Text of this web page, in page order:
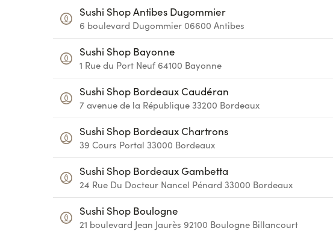
Sushi Shop Antibes Dugommier
6 boulevard Dugommier 06600 Antibes
Sushi Shop Bayonne
1 Rue du Port Neuf 64100 Bayonne
Sushi Shop Bordeaux Caudéran
7 avenue de la République 33200 Bordeaux
Sushi Shop Bordeaux Chartrons
39 Cours Portal 33000 Bordeaux
Sushi Shop Bordeaux Gambetta
24 Rue Du Docteur Nancel Pénard 33000 Bordeaux
Sushi Shop Boulogne
21 boulevard Jean Jaurès 92100 Boulogne Billancourt